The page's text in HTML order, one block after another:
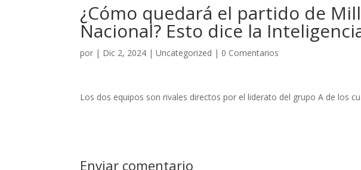
¿Cómo quedará el partido de
Nacional? Esto dice la
por | Dic 2, 2024 |Uncategorized | 0 Comentarios
Los dos equipos son rivales directos por el liderato del grupo A de los
Enviar comentario